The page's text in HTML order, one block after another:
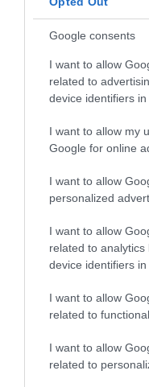
Google consents
I want to allow
related to
device identifiers in
I want to allow my
Google for online
I want to allow
personalized
I want to allow
related to
device identifiers in
I want to allow
related to
I want to allow
related to
A TERMÉSZET NEM
AZ EGYHANGÚSÁGOT: A
VÁLTOZATOS
STRATÉGIA
2026-07-31